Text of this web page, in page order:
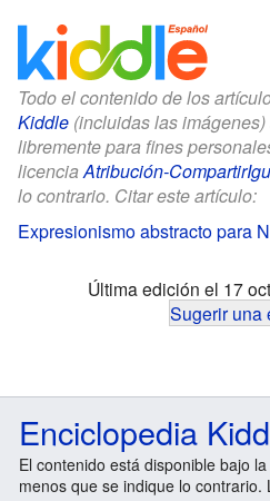
Todo el contenido de los
Kiddle (incluidas las
libremente para fines
licenciaAtribución-
lo contrario. Citar este artículo:
Expresionismo abstracto para
Última edición el 17
Sugerir una
Enciclopedia
El contenido está disponible bajo
menos que se indique lo contrario.